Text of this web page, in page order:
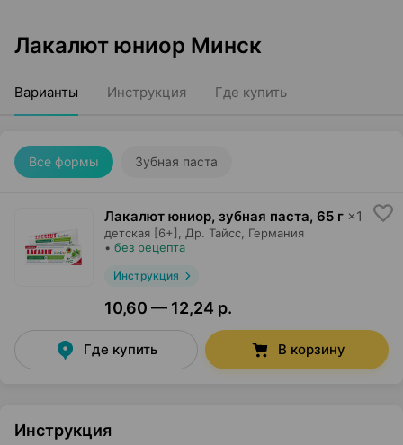
Лакалют юниор Минск
Варианты Инструкция Где купить
Все формы Зубная паста
Лакалют юниор, зубная паста, 65 г ×1
детская [6+], Др. Тайсс , Германия
• без рецепта
Инструкция
10,60 — 12,24 р.
Где купить В корзину
Инструкция